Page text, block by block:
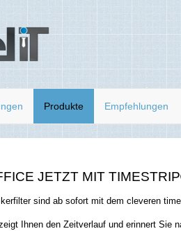
Produkte Empfehlungen
JETZT MIT
sind ab sofort mit dem cleveren
Ihnen den Zeitverlauf und erinnert Sie